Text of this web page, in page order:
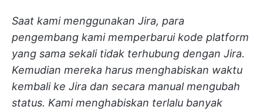
Saat kami menggunakan Jira, para
pengembang kami memperbarui kode platform
yang sama sekali tidak terhubung dengan Jira.
Kemudian mereka harus menghabiskan waktu
kembali ke Jira dan secara manual mengubah
status. Kami menghabiskan terlalu banyak